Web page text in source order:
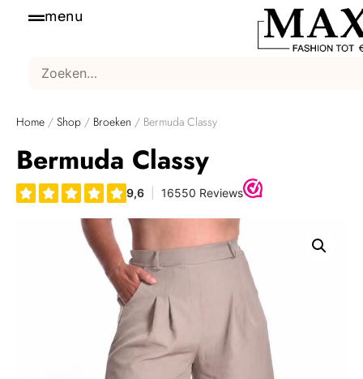
menu
Home / Shop / Broeken / Bermuda Classy
Bermuda Classy